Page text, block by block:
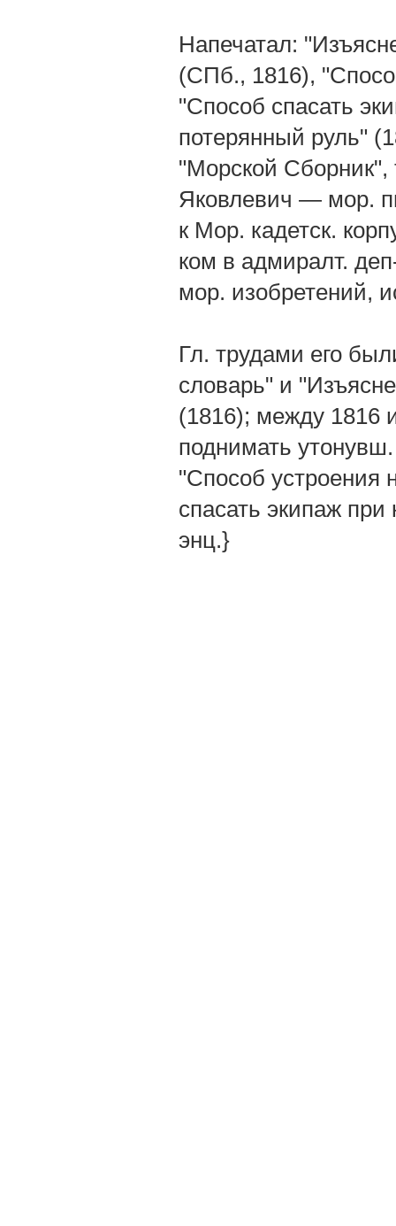
Напечатал:
(СПб., 1816),
"Способ спасать
потерянный руль"
"Морской Сборник",
Яковлевич — мор.
к Мор. кадетск.
ком в адмиралт.
мор. изобретений,
Гл. трудами его
словарь" и
(1816); между 1816
поднимать
"Способ устроения
спасать экипаж
энц.}